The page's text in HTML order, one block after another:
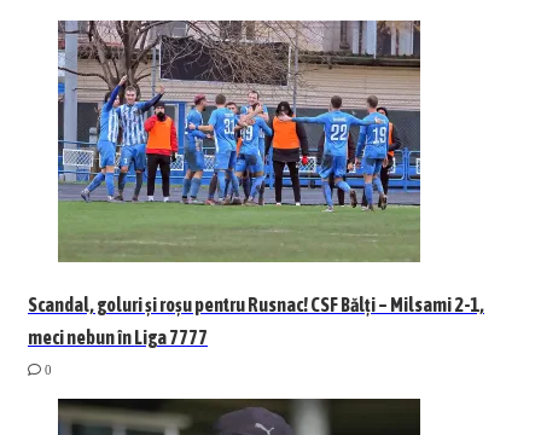
Scandal, goluri și roșu pentru Rusnac! CSF Bălți – Milsami 2-1,
meci nebun în Liga 7777
0